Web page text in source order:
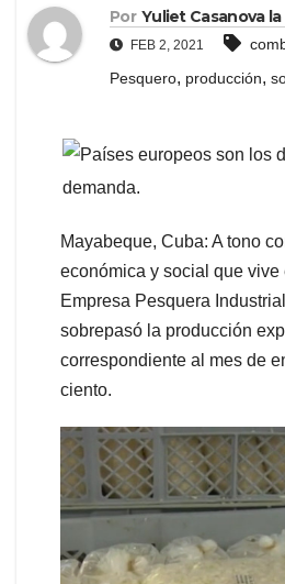
Por Yuliet Casanova la
FEB 2, 2021
Pesquero, producción,
Mayabeque, Cuba: A tono
económica y social que vive
Empresa Pesquera
sobrepasó la producción
correspondiente al mes de
ciento.